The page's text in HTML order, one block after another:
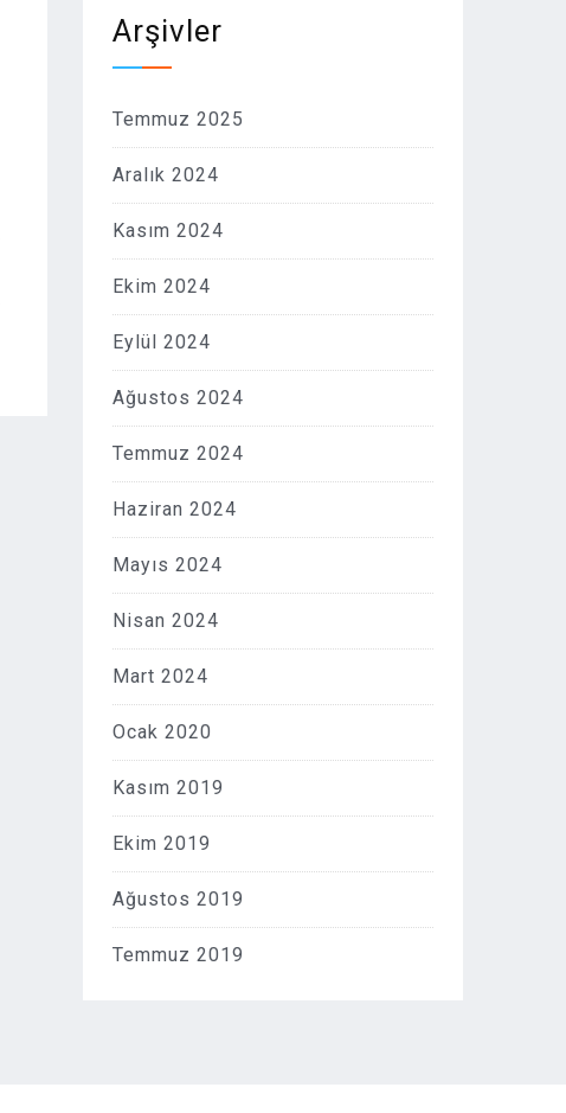
Arşivler
Temmuz 2025
Aralık 2024
Kasım 2024
Ekim 2024
Eylül 2024
Ağustos 2024
Temmuz 2024
Haziran 2024
Mayıs 2024
Nisan 2024
Mart 2024
Ocak 2020
Kasım 2019
Ekim 2019
Ağustos 2019
Temmuz 2019